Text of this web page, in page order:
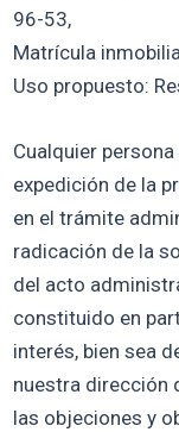
96-53,
Matrícula
Uso propuesto:
Cualquier
expedición de la
en el trámite
radicación de la
del acto
constituido en
interés, bien sea
nuestra dirección
las objeciones y